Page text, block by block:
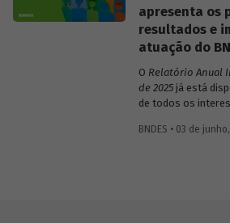
apresenta os
resultados e
atuação do
O Relatório Anual
de 2025já está
de todos os
sua prestação de
BNDES • 03 de